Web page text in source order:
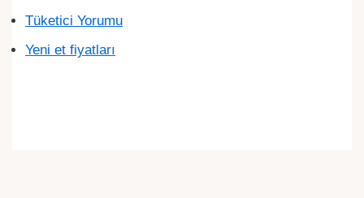
Tüketici Yorumu
Yeni et fiyatları